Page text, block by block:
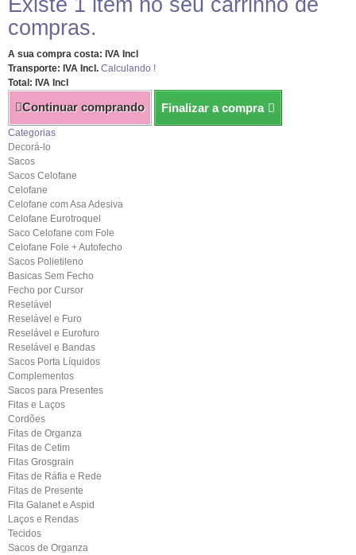
Existe 1 item no seu carrinho de
compras.
A sua compra costa: IVA Incl
Transporte: IVA Incl. Calculando !
Total: IVA Incl
Continuar comprando Finalizar a compra
Categorias
Decorá-lo
Sacos
Sacos Celofane
Celofane
Celofane com Asa Adesiva
Celofane Eurotroquel
Saco Celofane com Fole
Celofane Fole + Autofecho
Sacos Polietileno
Basicas Sem Fecho
Fecho por Cursor
Reselável
Reselável e Furo
Reselável e Eurofuro
Reselável e Bandas
Sacos Porta Líquidos
Complementos
Sacos para Presentes
Fitas e Laços
Cordões
Fitas de Organza
Fitas de Cetim
Fitas Grosgrain
Fitas de Ráfia e Rede
Fitas de Presente
Fita Galanet e Aspid
Laços e Rendas
Tecidos
Sacos de Organza